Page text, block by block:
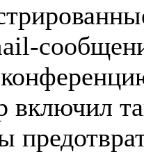
включил